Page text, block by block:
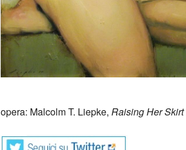
opera: Malcolm T. Liepke, Raising Her Skirt